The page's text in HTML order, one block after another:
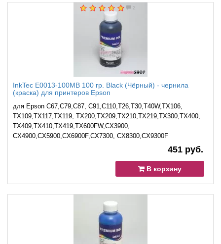
2
InkTec E0013-100MB 100 гр. Black (Чёрный) - чернила
(краска) для принтеров Epson
для Epson C67,C79,C87, C91,C110,T26,T30,T40W,TX106,
TX109,TX117,TX119, TX200,TX209,TX210,TX219,TX300,TX400,
TX409,TX410,TX419,TX600FW,CХ3900,
CX4900,CX5900,CX6900F,CX7300, CX8300,CX9300F
451 руб.
В корзину